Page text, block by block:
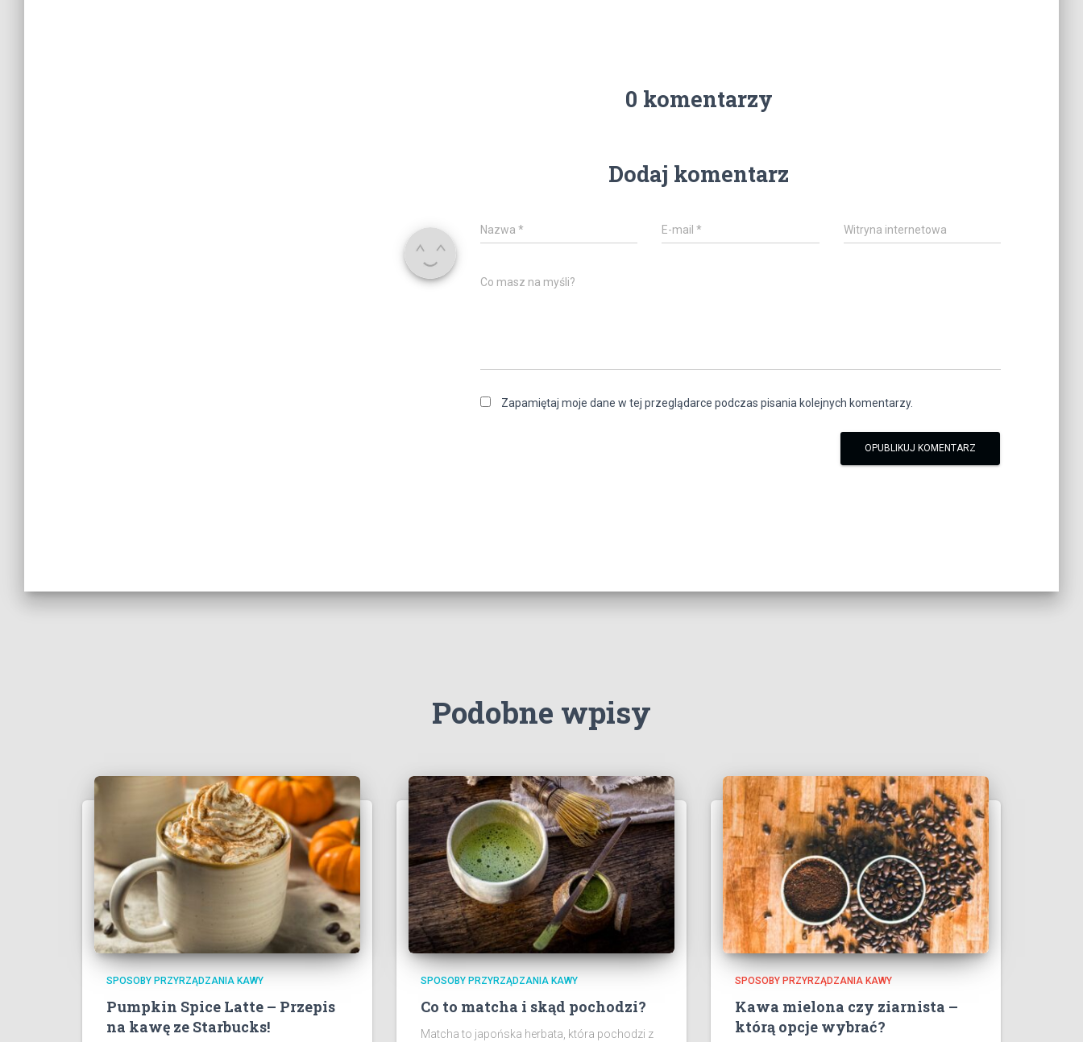
0 komentarzy
Dodaj komentarz
Nazwa * E-mail* Witryna internetowa
Co masz na myśli?
Zapamiętaj moje dane w tej przeglądarce podczas pisania kolejnych komentarzy.
Podobne wpisy
SPOSOBY PRZYRZĄDZANIA KAWY
Pumpkin Spice Latte – Przepis
na kawę ze Starbucks!
SPOSOBY PRZYRZĄDZANIA KAWY
Co to matcha i skąd pochodzi?
Matcha to japońska herbata, która pochodzi z
SPOSOBY PRZYRZĄDZANIA KAWY
Kawa mielona czy ziarnista –
którą opcje wybrać?